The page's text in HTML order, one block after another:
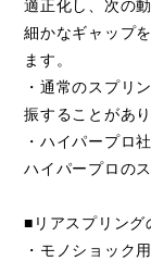
適正化し、次の
細かなギャップ
ます。
・通常のスプリ
振することがあり
・ハイパープロ
ハイパープロの
■リアスプリング
・モノショック